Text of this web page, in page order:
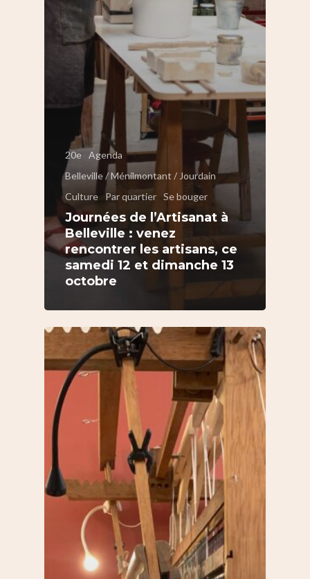
20e Agenda
Belleville / Ménilmontant / Jourdain
Culture
Par quartier Se bouger
Journées de l’Artisanat à
Belleville : venez
rencontrer les artisans, ce
samedi 12 et dimanche 13
octobre